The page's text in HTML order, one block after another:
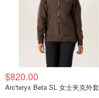
$820.00
Arc'teryx Beta SL 女士夹克外套